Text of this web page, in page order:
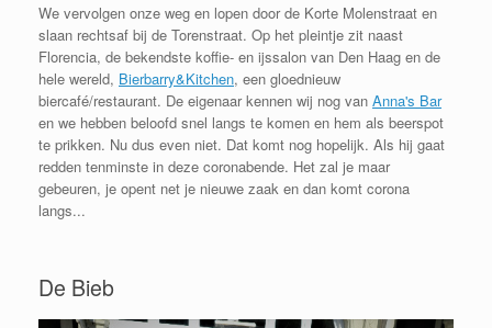
We vervolgen onze weg en lopen door de Korte Molenstraat en
slaan rechtsaf bij de Torenstraat. Op het pleintje zit naast
Florencia, de bekendste koffie- en ijssalon van Den Haag en de
hele wereld, Bierbarry&Kitchen, een gloednieuw
biercafé/restaurant. De eigenaar kennen wij nog van Anna's Bar
en we hebben beloofd snel langs te komen en hem als beerspot
te prikken. Nu dus even niet. Dat komt nog hopelijk. Als hij gaat
redden tenminste in deze coronabende. Het zal je maar
gebeuren, je opent net je nieuwe zaak en dan komt corona
langs...
De Bieb